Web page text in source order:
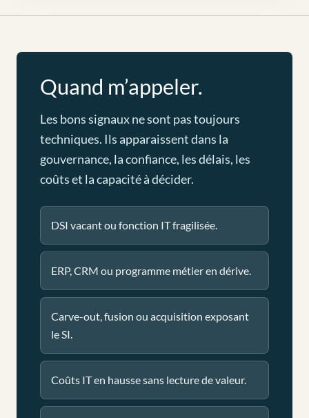
Quand m’appeler.
Les bons signaux ne sont pas toujours
techniques. Ils apparaissent dans la
gouvernance, la confiance, les délais, les
coûts et la capacité à décider.
DSI vacant ou fonction IT fragilisée.
ERP, CRM ou programme métier en dérive.
Carve-out, fusion ou acquisition exposant
le SI.
Coûts IT en hausse sans lecture de valeur.